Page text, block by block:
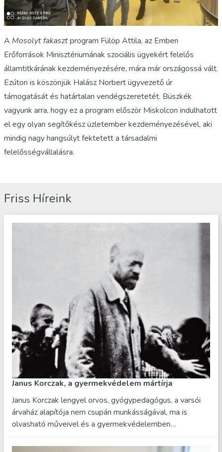
A Mosolyt fakasztprogram Fülöp Attila, az Emberi
Erőforrások Minisztériumának szociális ügyekért felelős
államtitkárának kezdeményezésére, mára már országossá vált.
Ezúton is köszönjük Halász Norbert ügyvezető úr
támogatását és határtalan vendégszeretetét. Büszkék
vagyunk arra, hogy ez a program először Miskolcon indulhatott
el egy olyan segítőkész üzletember kezdeményezésével, aki
mindig nagy hangsúlyt fektetett a társadalmi
felelősségvállalásra.
Friss Híreink
Janus Korczak, a gyermekvédelem mártírja
Janus Korczak lengyel orvos, gyógypedagógus, a varsói
árvaház alapítója nem csupán munkásságával, ma is
olvasható műveivel és a gyermekvédelemben…